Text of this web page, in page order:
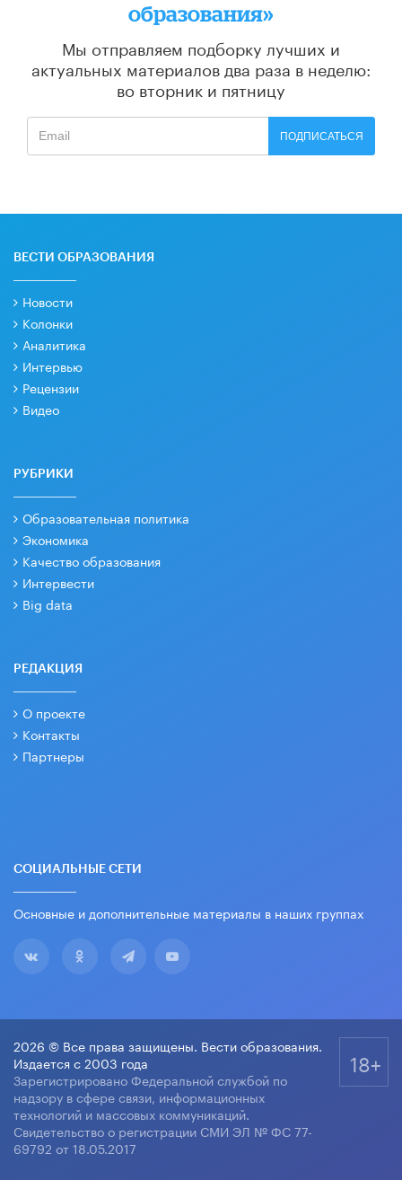
образования»
Мы отправляем подборку лучших и
актуальных материалов два раза в неделю:
во вторник и пятницу
ПОДПИСАТЬСЯ
ВЕСТИ ОБРАЗОВАНИЯ
Новости
Колонки
Аналитика
Интервью
Рецензии
Видео
РУБРИКИ
Образовательная политика
Экономика
Качество образования
Интервести
Big data
РЕДАКЦИЯ
О проекте
Контакты
Партнеры
СОЦИАЛЬНЫЕ СЕТИ
Основные и дополнительные материалы в наших группах
2026 © Все права защищены. Вести образования.
Издается с 2003 года
Зарегистрировано Федеральной службой по
надзору в сфере связи, информационных
технологий и массовых коммуникаций.
Свидетельство о регистрации СМИ ЭЛ № ФС 77-
69792 от 18.05.2017
18+